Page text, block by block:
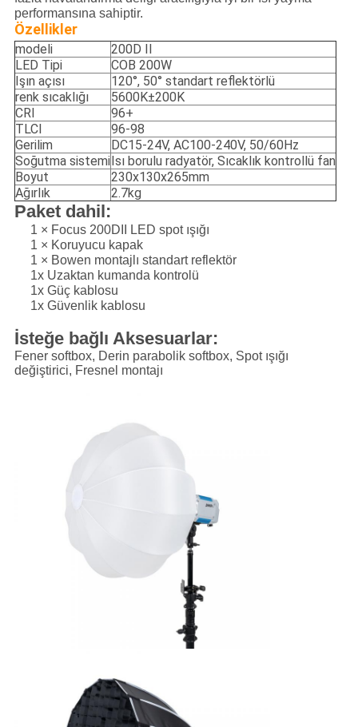
performansına sahiptir.
Özellikler
modeli
200D II
LED Tipi
COB 200W
Işın açısı
120°, 50° standart reflektörlü
renk sıcaklığı
5600K±200K
CRI
96+
TLCI
96-98
Gerilim
DC15-24V, AC100-240V, 50/60Hz
Soğutma sistemi Isı borulu radyatör, Sıcaklık kontrollü fan
Boyut
230x130x265mm
Ağırlık
2.7kg
Paket dahil:
1 × Focus 200DII LED spot ışığı
1 × Koruyucu kapak
1 × Bowen montajlı standart reflektör
1x Uzaktan kumanda kontrolü
1x Güç kablosu
1x Güvenlik kablosu
İsteğe bağlı Aksesuarlar:
Fener softbox, Derin parabolik softbox, Spot ışığı
değiştirici, Fresnel montajı